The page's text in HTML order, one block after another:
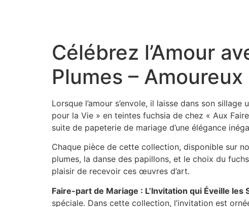
Célébrez l’Amour
Plumes –
Lorsque l’amour s’envole, il laisse dans son
pour la Vie » en teintes fuchsia de chez « Aux
suite de papeterie de mariage d’une élégance
Chaque pièce de cette collection, disponible sur
plumes, la danse des papillons, et le choix du
plaisir de recevoir ces œuvres d’art.
Faire-part de Mariage : L’Invitation qui Éveille les
spéciale. Dans cette collection, l’invitation est